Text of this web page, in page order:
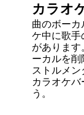
カラオ
曲のボー
ケ中に歌手
がありま
ーカルを
ストルメ
カラオケ
う。